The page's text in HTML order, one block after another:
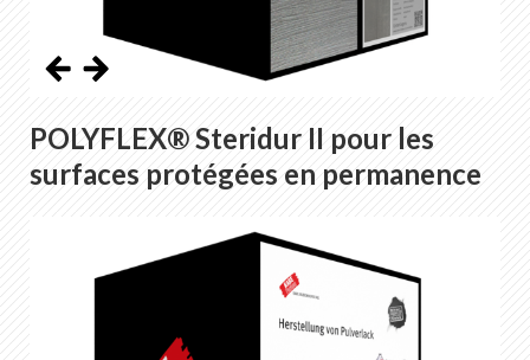
POLYFLEX® Steridur II pour les
surfaces protégées en permanence